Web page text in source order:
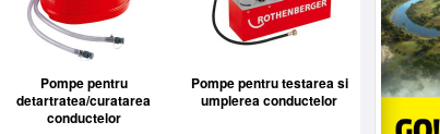
Pompe pentru
detartratea/curatarea
conductelor
Pompe pentru testarea si
umplerea conductelor